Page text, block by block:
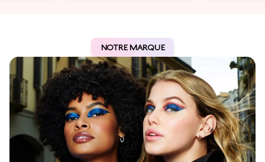
NOTRE MARQUE